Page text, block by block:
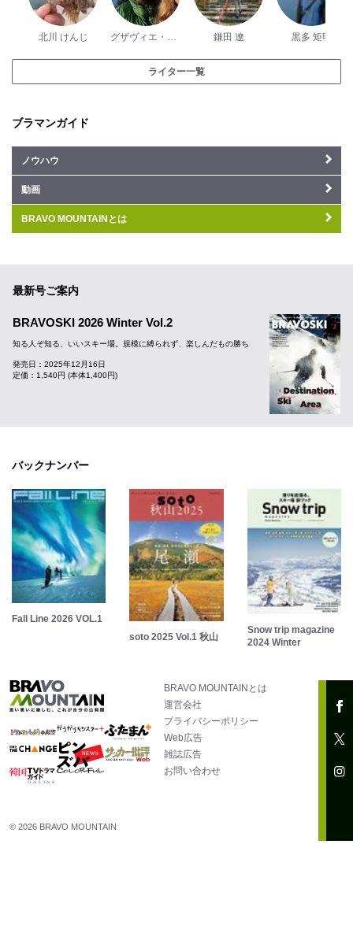
北川 けんじ グザヴィエ・パッシュ 鎌田 遼 黒多 矩明
ライター一覧
ブラマンガイド
ノウハウ
動画
BRAVO MOUNTAINとは
最新号ご案内
BRAVOSKI 2026 Winter Vol.2
知る人ぞ知る、いいスキー場。規模に縛られず、楽しんだもの勝ち
発売日：2025年12月16日
定価：1,540円 (本体1,400円)
バックナンバー
Fall Line 2026 VOL.1
soto 2025 Vol.1 秋山
Snow trip magazine
2024 Winter
BRAVO MOUNTAINとは
運営会社
プライバシーポリシー
Web広告
雑誌広告
お問い合わせ
© 2026 BRAVO MOUNTAIN